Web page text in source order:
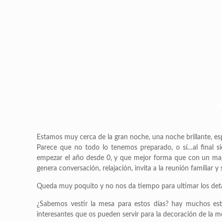
Estamos muy cerca de la gran noche, una noche brillante,
Parece que no todo lo tenemos preparado, o sí…al final
empezar el año desde 0, y que mejor forma que con un
genera conversación, relajación, invita a la reunión familiar
Queda muy poquito y no nos da tiempo para ultimar los
¿Sabemos vestir la mesa para estos días? hay muchos
interesantes que os pueden servir para la decoración de la